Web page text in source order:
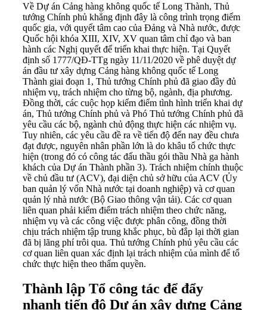
Về Dự án Cảng hàng không quốc tế Long Thành, Thủ
tướng Chính phủ khẳng định đây là công trình trọng điểm
quốc gia, với quyết tâm cao của Đảng và Nhà nước, được
Quốc hội khóa XIII, XIV, XV quan tâm chỉ đạo và ban
hành các Nghị quyết để triển khai thực hiện. Tại Quyết
định số 1777/QĐ-TTg ngày 11/11/2020 về phê duyệt dự
án đầu tư xây dựng Cảng hàng không quốc tế Long
Thành giai đoạn 1, Thủ tướng Chính phủ đã giao đầy đủ
nhiệm vụ, trách nhiệm cho từng bộ, ngành, địa phương.
Đồng thời, các cuộc họp kiểm điểm tình hình triển khai dự
án, Thủ tướng Chính phủ và Phó Thủ tướng Chính phủ đã
yêu cầu các bộ, ngành chủ động thực hiện các nhiệm vụ.
Tuy nhiên, các yêu cầu đề ra về tiến độ đến nay đều chưa
đạt được, nguyên nhân phần lớn là do khâu tổ chức thực
hiện (trong đó có công tác đấu thầu gói thầu Nhà ga hành
khách của Dự án Thành phần 3). Trách nhiệm chính thuộc
về chủ đầu tư (ACV), đại diện chủ sở hữu của ACV (Ủy
ban quản lý vốn Nhà nước tại doanh nghiệp) và cơ quan
quản lý nhà nước (Bộ Giao thông vận tải). Các cơ quan
liên quan phải kiểm điểm trách nhiệm theo chức năng,
nhiệm vụ và các công việc được phân công, đồng thời
chịu trách nhiệm tập trung khắc phục, bù đắp lại thời gian
đã bị lãng phí trôi qua. Thủ tướng Chính phủ yêu cầu các
cơ quan liên quan xác định lại trách nhiệm của mình để tổ
chức thực hiện theo thẩm quyền.
Thành lập Tổ công tác để đẩy
nhanh tiến độ Dự án xây dựng Cảng